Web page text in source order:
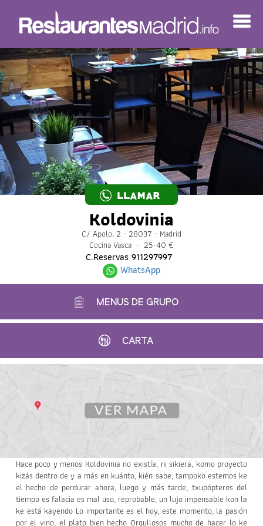
LLAMAR
Koldovinia
C/ Apolo, 2 - 28037 - Madrid
Cocina Vasca · 25-40 €
C.Reservas911297997
WhatsApp
MENUS DE GRUPO
CARTA
Hace poco y menos Koldovinia no existía, ni sikiera, komo proyecto
kizás dentro de y a más en kuánto, kién sabe, tampoko estemos ke
el hecho de perdurar ahora, luego y más tarde, txupópteros del
tiempo es falacia es mal uso, reprobable, un lujo impensable kon la
ke está kayendo Lo importante es el hoy, este momento, la pasión
por el vino, el plato bien hecho Orgullosos mucho de hacer lo ke